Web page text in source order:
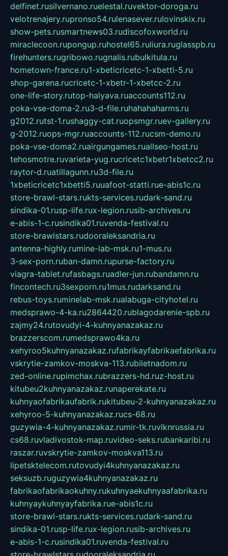
delfinet.rusilvernano.ruelestal.ruvektor-doroga.ru
velotrenajery.rupronso54.rulenasever.rulovinskix.ru
show-pets.rusmartnews03.rudiscofoxworld.ru
miraclecoon.rupongup.ruhostel65.ruliura.ruglasspb.ru
firehunters.rugribowo.rugnalis.rubulkitula.ru
hometown-france.ru1-xbeticricetc-1-xbetti-5.ru
shop-garena.rucricetc-1-xbetr-1-xbetcc-2.ru
one-life-story.rutop-halyava.ruaccounts112.ru
poka-vse-doma-2.ru3-d-file.ruhahahaharms.ru
g2012.rutst-1.rushaggy-cat.ruopsmgr.ruev-gallery.ru
g-2012.ruops-mgr.ruaccounts-112.rucsm-demo.ru
poka-vse-doma2.ruairgungames.ruallseo-host.ru
tehosmotre.ruvarieta-yug.rucricetc1xbetr1xbetcc2.ru
raytor-d.ruatillagunn.ru3d-file.ru
1xbeticricetc1xbetti5.ruuafoot-statti.rue-abis1c.ru
store-brawl-stars.rukts-services.rudark-sand.ru
sindika-01.rusp-life.rux-legion.rusib-archives.ru
e-abis-1-c.rusindika01.ruvenda-festival.ru
store-brawlstars.rudooraleksandria.ru
antenna-highly.rumine-lab-msk.ru1-mus.ru
3-sex-porn.ruban-damn.rupurse-factory.ru
viagra-tablet.rufasbags.ruadler-jun.rubandamn.ru
fincontech.ru3sexporn.ru1mus.rudarksand.ru
rebus-toys.ruminelab-msk.rualabuga-cityhotel.ru
medsprawo-4-ka.ru2864420.rublagodarenie-spb.ru
zajmy24.rutovudyi-4-kuhnyanazakaz.ru
brazzerscom.rumedsprawo4ka.ru
xehyroo5kuhnyanazakaz.rufabrikayfabrikaefabrika.ru
vskrytie-zamkov-moskva-113.rubiletnadom.ru
zed-online.rupimchax.rubrazzers-hd.ruz-host.ru
kitubeu2kuhnyanazakaz.runaperekate.ru
kuhnyaofabrikaufabrik.rukitubeu-2-kuhnyanazakaz.ru
xehyroo-5-kuhnyanazakaz.rucs-68.ru
guzywia-4-kuhnyanazakaz.rumir-tk.ruvlknrussia.ru
cs68.ruvladivostok-map.ruvideo-seks.rubankaribi.ru
raszar.ruvskrytie-zamkov-moskva113.ru
lipetsktelecom.rutovudyi4kuhnyanazakaz.ru
seksuzb.ruguzywia4kuhnyanazakaz.ru
fabrikaofabrikaokuhny.rukuhnyaekuhnyaafabrika.ru
kuhnyaykuhnyayfabrika.rue-abis1c.ru
store-brawl-stars.rukts-services.rudark-sand.ru
sindika-01.rusp-life.rux-legion.rusib-archives.ru
e-abis-1-c.rusindika01.ruvenda-festival.ru